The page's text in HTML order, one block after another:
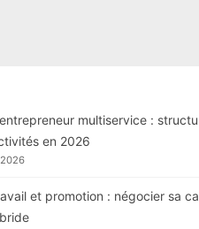
multiservice :
en 2026
et promotion : négocier sa